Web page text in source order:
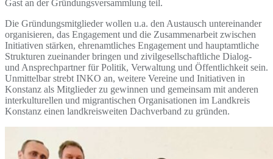
Gast an der Gründungsversammlung teil.
Die Gründungsmitglieder wollen u.a. den Austausch untereinander
organisieren, das Engagement und die Zusammenarbeit zwischen
Initiativen stärken, ehrenamtliches Engagement und hauptamtliche
Strukturen zueinander bringen und zivilgesellschaftliche Dialog-
und Ansprechpartner für Politik, Verwaltung und Öffentlichkeit sein.
Unmittelbar strebt INKO an, weitere Vereine und Initiativen in
Konstanz als Mitglieder zu gewinnen und gemeinsam mit anderen
interkulturellen und migrantischen Organisationen im Landkreis
Konstanz einen landkreisweiten Dachverband zu gründen.